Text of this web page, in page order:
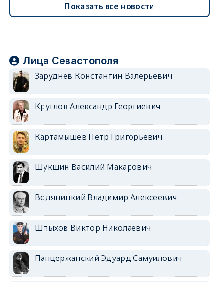
Показать все новости
Лица Севастополя
Заруднев Константин Валерьевич
Круглов Александр Георгиевич
Картамышев Пётр Григорьевич
Шукшин Василий Макарович
Водяницкий Владимир Алексеевич
Шпыхов Виктор Николаевич
Панцержанский Эдуард Самуилович